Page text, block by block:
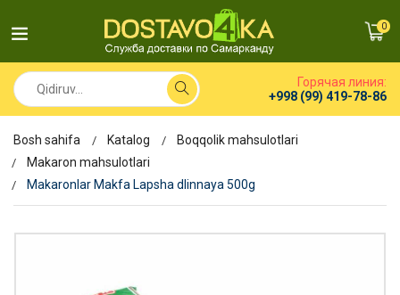
0
Горячая линия:
+998 (99) 419-78-86
Bosh sahifa Katalog
Boqqolik mahsulotlari
Makaron mahsulotlari
Makaronlar Makfa Lapsha dlinnaya 500g